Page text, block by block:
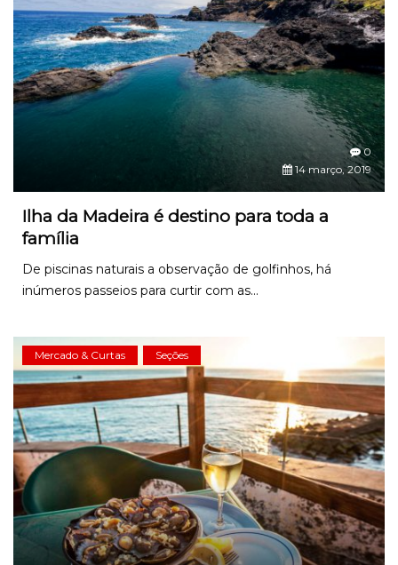
0
14 março, 2019
Ilha da Madeira é destino para toda a
família
De piscinas naturais a observação de golfinhos, há
inúmeros passeios para curtir com as...
Mercado & Curtas Seções